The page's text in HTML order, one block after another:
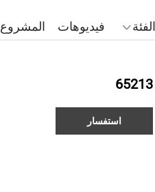
الفئة فيديوهات المشروع
65213
استفسار